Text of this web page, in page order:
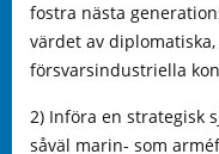
fostra nästa
värdet av
försvarsindustriella
2) Införa en strategisk
såväl marin- som